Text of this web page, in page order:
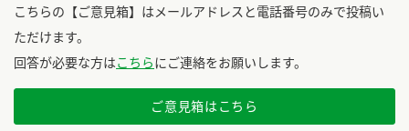
こちらの【ご意見箱】はメールアドレスと電話番号のみで投稿い
ただけます。
回答が必要な方はこちらにご連絡をお願いします。
ご意見箱はこちら